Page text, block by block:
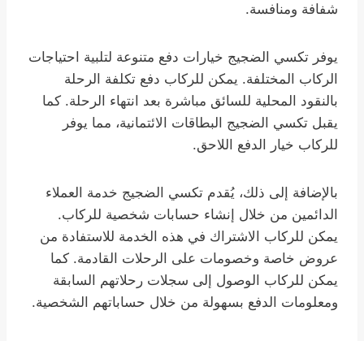
شفافة ومنافسة.
يوفر تكسي الضجيج خيارات دفع متنوعة لتلبية احتياجات
الركاب المختلفة. يمكن للركاب دفع تكلفة الرحلة
بالنقود المحلية للسائق مباشرة بعد انتهاء الرحلة. كما
يقبل تكسي الضجيج البطاقات الائتمانية، مما يوفر
للركاب خيار الدفع اللاحق.
بالإضافة إلى ذلك، يُقدم تكسي الضجيج خدمة العملاء
الدائمين من خلال إنشاء حسابات شخصية للركاب.
يمكن للركاب الاشتراك في هذه الخدمة للاستفادة من
عروض خاصة وخصومات على الرحلات القادمة. كما
يمكن للركاب الوصول إلى سجلات رحلاتهم السابقة
ومعلومات الدفع بسهولة من خلال حساباتهم الشخصية.